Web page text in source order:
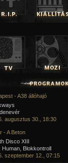
- A38 állóhajó
augusztus 30., 18:30
- A Beton
Disco XIII
Human, Blokkontroll
szeptember 12., 07:15